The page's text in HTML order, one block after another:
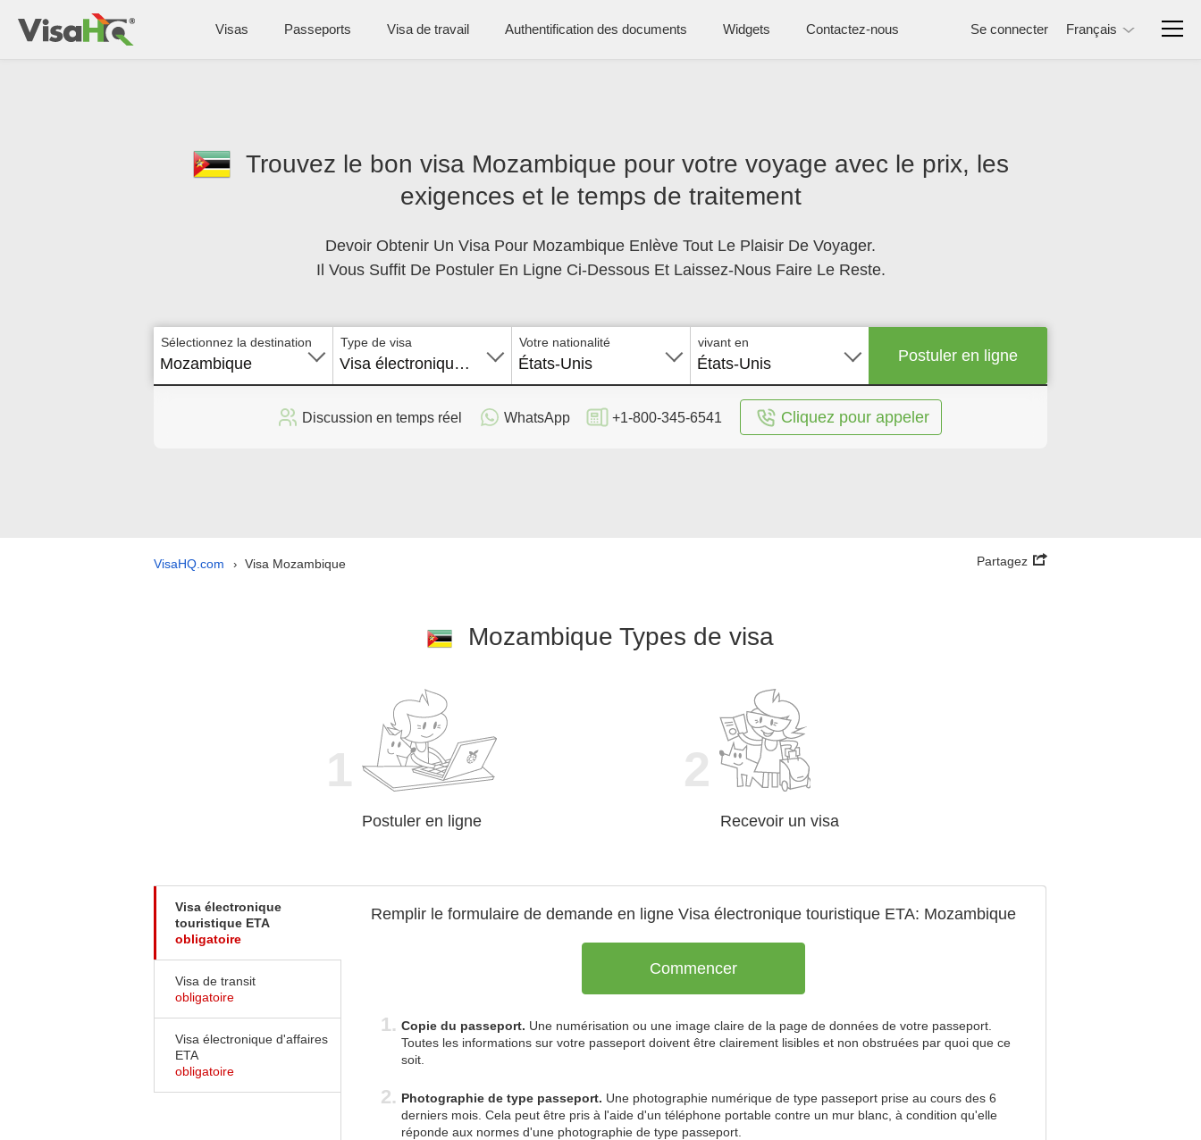
Visas Passeports Visa de travail Authentification des documents Widgets Contactez-nous Se connecter Français
Trouvez le bon visa Mozambique pour votre voyage avec le prix, les
exigences et le temps de traitement
Devoir Obtenir Un Visa Pour Mozambique Enlève Tout Le Plaisir De Voyager.
Il Vous Suffit De Postuler En Ligne Ci-Dessous Et Laissez-Nous Faire Le Reste.
Sélectionnez la destination
Mozambique
Type de visa
Visa électronique touristique ETA
Votre nationalité
États-Unis
vivant en
États-Unis Postuler en ligne
Discussion en temps réel WhatsApp +1-800-345-6541 Cliquez pour appeler
VisaHQ.com › Visa Mozambique Partagez
Mozambique Types de visa
Postuler en ligne Recevoir un visa
Visa électronique
touristique ETA
obligatoire
Visa de transit
obligatoire
Visa électronique d'affaires
ETA
obligatoire
Remplir le formulaire de demande en ligne Visa électronique touristique ETA: Mozambique
Commencer
Copie du passeport. Une numérisation ou une image claire de la page de données de votre passeport.
Toutes les informations sur votre passeport doivent être clairement lisibles et non obstruées par quoi que ce
soit.
Photographie de type passeport. Une photographie numérique de type passeport prise au cours des 6
derniers mois. Cela peut être pris à l'aide d'un téléphone portable contre un mur blanc, à condition qu'elle
réponde aux normes d'une photographie de type passeport.